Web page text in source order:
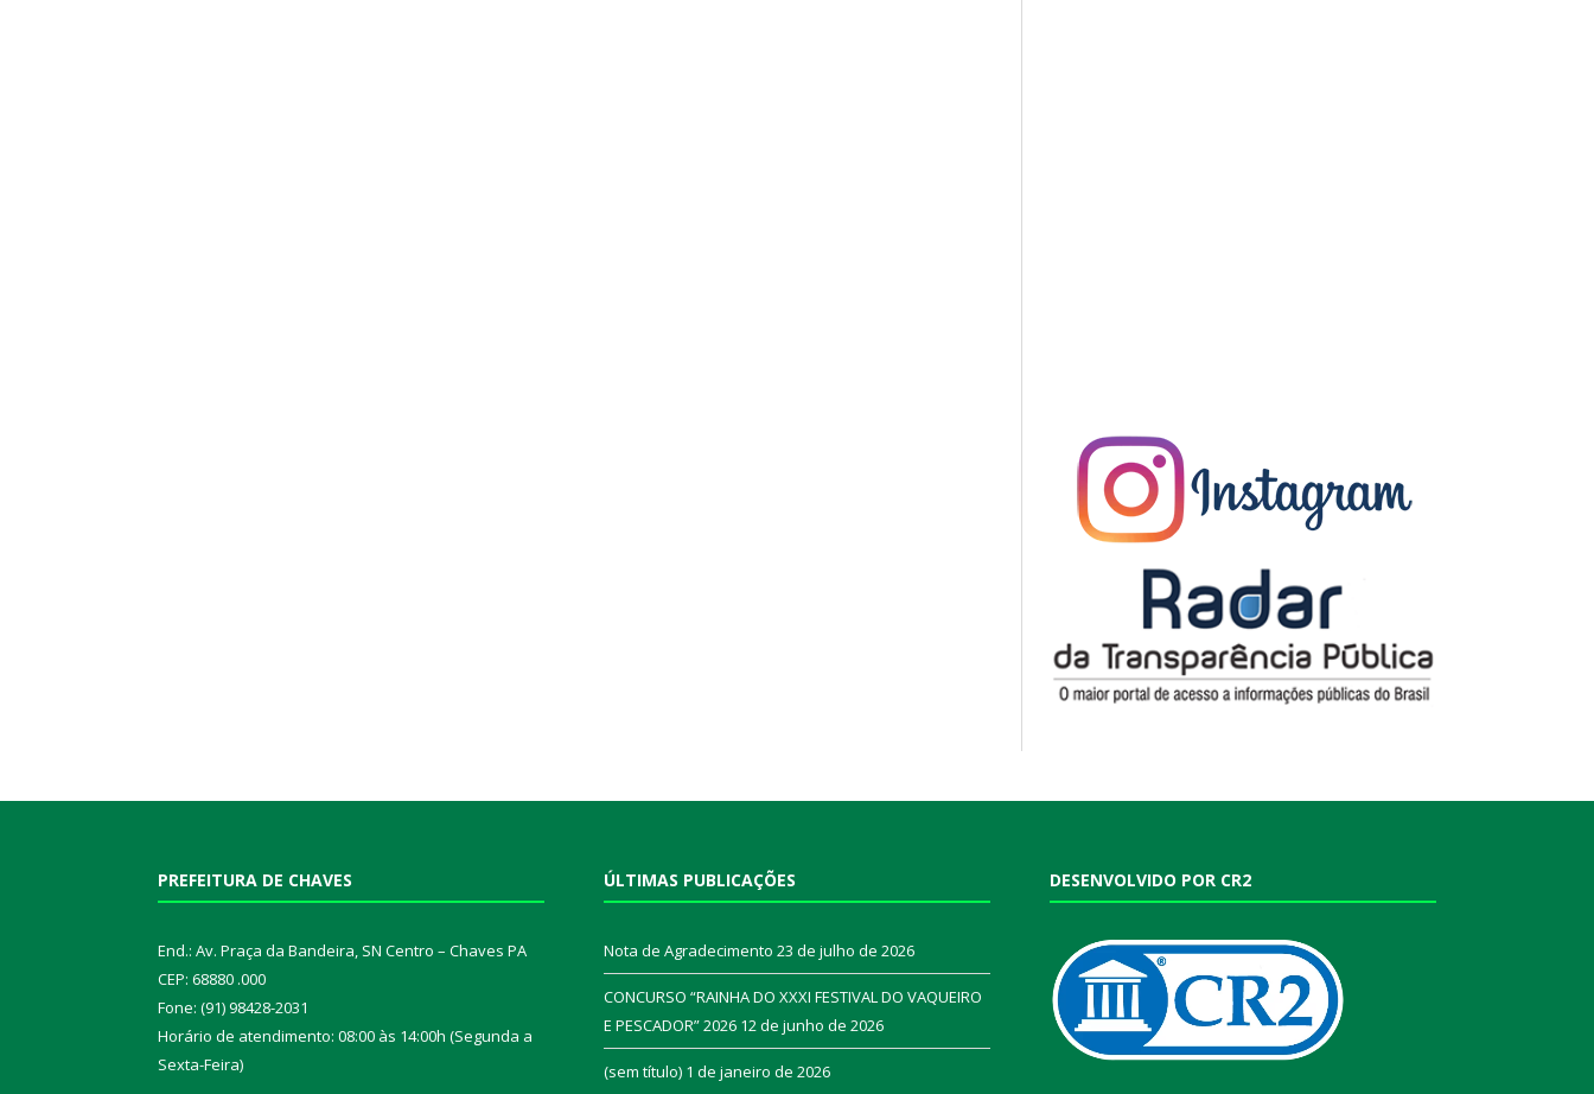
PREFEITURA DE CHAVES
End.: Av. Praça da Bandeira, SN Centro – Chaves PA
CEP: 68880 .000
Fone: (91) 98428-2031
Horário de atendimento: 08:00 às 14:00h (Segunda a
Sexta-Feira)
ÚLTIMAS PUBLICAÇÕES
Nota de Agradecimento 23 de julho de 2026
CONCURSO “RAINHA DO XXXI FESTIVAL DO VAQUEIRO
E PESCADOR” 2026 12 de junho de 2026
(sem título) 1 de janeiro de 2026
DESENVOLVIDO POR CR2